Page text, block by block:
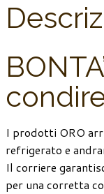
I prodotti ORO
refrigerato e
Il corriere
per una corretta